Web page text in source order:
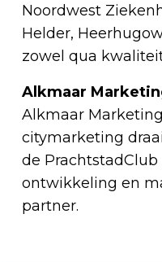
Noordwest
Helder,
zowel qua
Alkmaar
Alkmaar
citymarketing
de
ontwikkeling en
partner.